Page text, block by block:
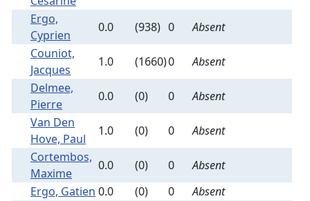
Ergo,
Cyprien
0.0 (938) 0
Absent
Couniot,
Jacques
1.0 (1660)0
Absent
Delmee,
Pierre
0.0 (0) 0
Absent
Van Den
Hove, Paul
1.0 (0) 0
Absent
Cortembos,
Maxime
0.0 (0) 0
Absent
Ergo, Gatien 0.0 (0) 0
Absent